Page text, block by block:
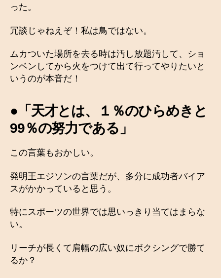
った。
冗談じゃねえぞ！私は鳥ではない。
ムカついた場所を去る時は汚し放題汚して、ショ
ンベンしてから火をつけて出て行ってやりたいと
いうのが本音だ！
●「天才とは、１％のひらめきと
99％の努力である」
この言葉もおかしい。
発明王エジソンの言葉だが、多分に成功者バイア
スがかかっていると思う。
特にスポーツの世界では思いっきり当てはまらな
い。
リーチが長くて肩幅の広い奴にボクシングで勝て
るか？